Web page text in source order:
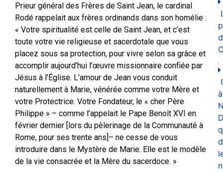
Prieur général des Frères de Saint Jean, le cardinal
Rodé rappelait aux frères ordinands dans son homélie :
« Votre spiritualité est celle de Saint Jean, et c’est
toute votre vie religieuse et sacerdotale que vous
placez sous sa protection, pour vivre selon sa grâce et
accomplir aujourd’hui l’œuvre missionnaire confiée par
Jésus à l’Église. L’amour de Jean vous conduit
naturellement à Marie, vénérée comme votre Mère et
votre Protectrice. Votre Fondateur, le « cher Père
Philippe » – comme l’appelait le Pape Benoît XVI en
février dernier [lors du pèlerinage de la Communauté à
Rome, pour ses trente ans]– ne cesse de vous
introduire dans le Mystère de Marie. Elle est le modèle
de la vie consacrée et la Mère du sacerdoce. »
à